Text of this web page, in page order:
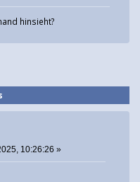
hinsieht?
10:26:26 »